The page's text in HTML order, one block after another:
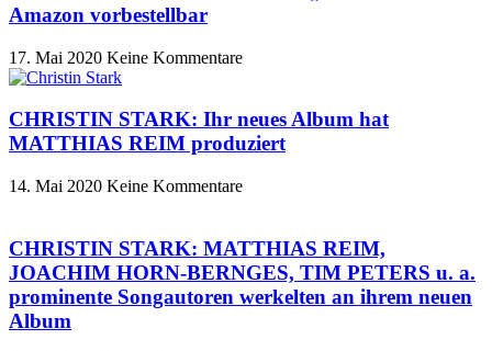
Amazon vorbestellbar
17. Mai 2020 Keine Kommentare
CHRISTIN STARK: Ihr neues Album hat
MATTHIAS REIM produziert
14. Mai 2020 Keine Kommentare
CHRISTIN STARK: MATTHIAS REIM,
JOACHIM HORN-BERNGES, TIM PETERS u. a.
prominente Songautoren werkelten an ihrem neuen
Album